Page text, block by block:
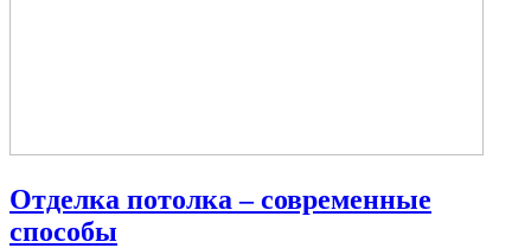
Отделка потолка – современные
способы